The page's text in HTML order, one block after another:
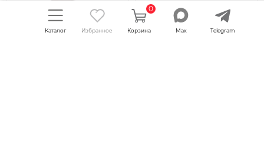
Каталог Избранное
0
Корзина Max Telegram